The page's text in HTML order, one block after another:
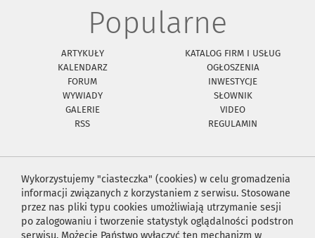
Popularne
ARTYKUŁY
KATALOG FIRM I USŁUG
KALENDARZ
OGŁOSZENIA
FORUM
INWESTYCJE
WYWIADY
SŁOWNIK
GALERIE
VIDEO
RSS
REGULAMIN
Wykorzystujemy "ciasteczka" (cookies) w celu gromadzenia
informacji związanych z korzystaniem z serwisu. Stosowane
przez nas pliki typu cookies umożliwiają utrzymanie sesji
po zalogowaniu i tworzenie statystyk oglądalności podstron
serwisu. Możecie Państwo wyłączyć ten mechanizm w